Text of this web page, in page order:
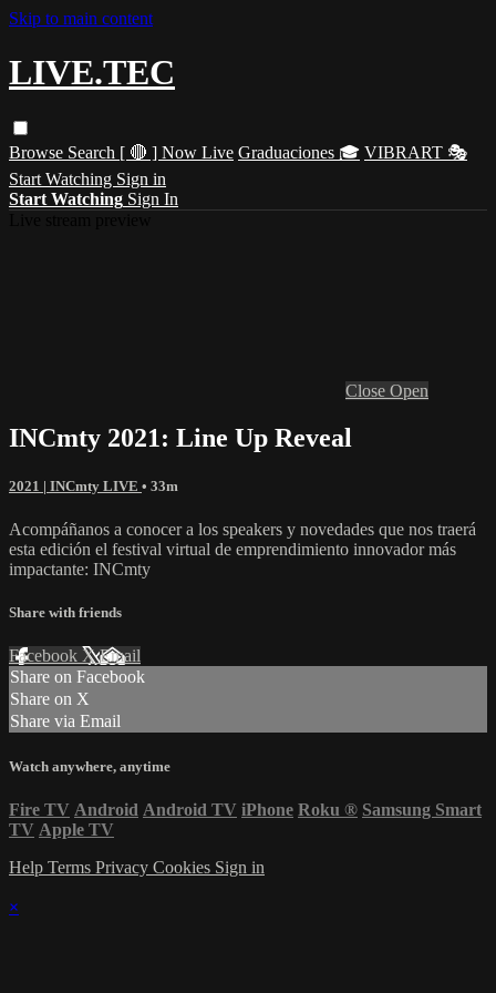
Skip to main content
LIVE.TEC
Browse Search [ 🔴 ] Now Live Graduaciones 🎓 VIBRART 🎭
Start Watching Sign in
Start Watching Sign In
Close Open
INCmty 2021: Line Up Reveal
2021 | INCmty LIVE • 33m
Acompáñanos a conocer a los speakers y novedades que nos traerá
esta edición el festival virtual de emprendimiento innovador más
impactante: INCmty
Share with friends
Facebook XEmail
Share on Facebook
Share on X
Share via Email
Watch anywhere, anytime
Fire TV Android Android TV iPhone Roku ® Samsung Smart
TV Apple TV
Help Terms Privacy Cookies Sign in
×